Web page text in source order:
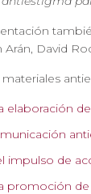
Arán, David
elaboración
impulso de
promoción